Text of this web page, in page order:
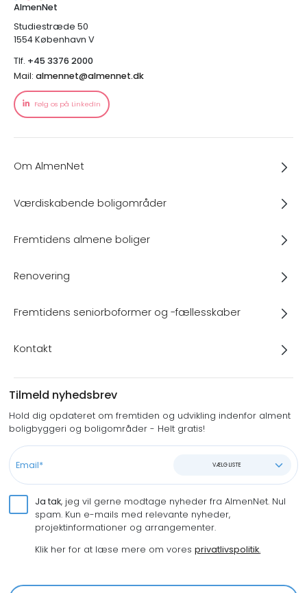
AlmenNet
Studiestræde 50
1554 København V
Tlf. +45 3376 2000
Mail: almennet@almennet.dk
Følg os på LinkedIn
Om AlmenNet
Værdiskabende boligområder
Fremtidens almene boliger
Renovering
Fremtidens seniorboformer og -fællesskaber
Kontakt
Tilmeld nyhedsbrev
Hold dig opdateret om fremtiden og udvikling indenfor alment
boligbyggeri og boligområder - Helt gratis!
VÆLG LISTE
Ja tak, jeg vil gerne modtage nyheder fra AlmenNet. Nul
spam. Kun e-mails med relevante nyheder,
projektinformationer og arrangementer.
Klik her for at læse mere om voresprivatlivspolitik.